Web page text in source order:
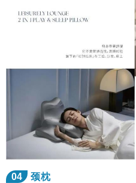
04 颈枕